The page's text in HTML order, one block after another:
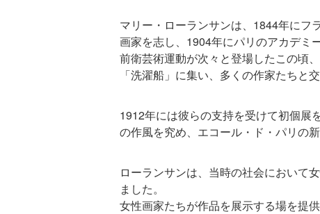
マリー・ローランサンは、1844年にフ
画家を志し、1904年にパリのアカデミ
前衛芸術運動が次々と登場したこの頃
「洗濯船」に集い、多くの作家たちと
1912年には彼らの支持を受けて初個展
の作風を究め、エコール・ド・パリの
ローランサンは、当時の社会において
ました。
女性画家たちが作品を展示する場を提